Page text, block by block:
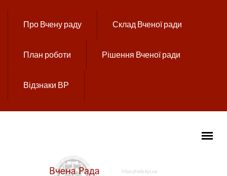
Про Вчену раду Склад Вченої ради
План роботи Рішення Вченої ради
Відзнаки ВР